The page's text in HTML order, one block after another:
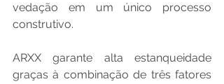
vedação em um único processo
construtivo.
ARXX garante alta estanqueidade
graças à combinação de três fatores